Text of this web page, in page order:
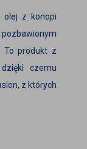
olej z konopi
To produkt z
czemu
z których
w